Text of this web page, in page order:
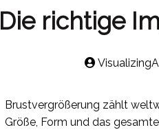
Die richtige
Brustvergrößerung zählt
Größe, Form und das